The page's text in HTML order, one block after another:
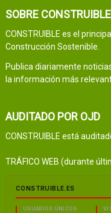
SOBRE CONSTRUIBLE
CONSTRUIBLE es el
Construcción Sostenible.
Publica diariamente
la información más
AUDITADO POR OJD
CONSTRUIBLE está
TRÁFICO WEB (durante